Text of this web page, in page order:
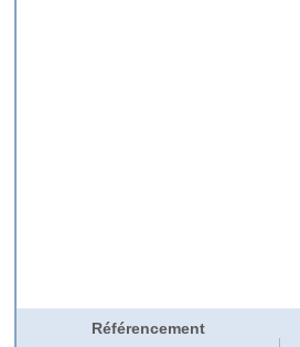
Référencement